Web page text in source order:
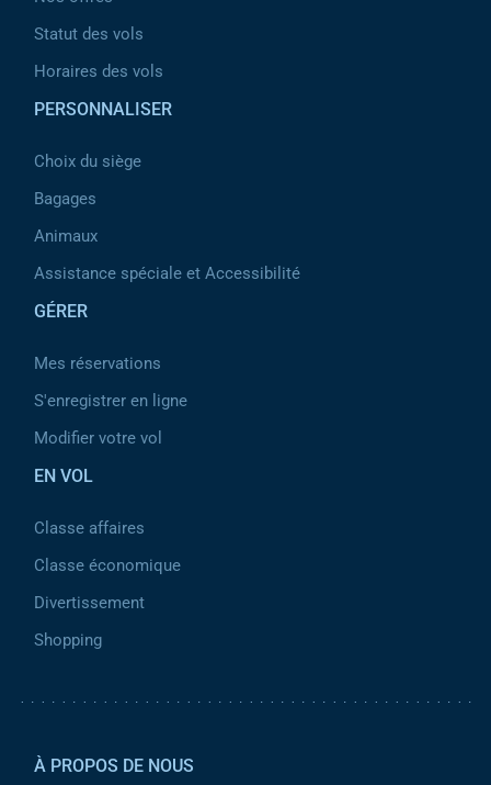
Statut des vols
Horaires des vols
PERSONNALISER
Choix du siège
Bagages
Animaux
Assistance spéciale et Accessibilité
GÉRER
Mes réservations
S'enregistrer en ligne
Modifier votre vol
EN VOL
Classe affaires
Classe économique
Divertissement
Shopping
À PROPOS DE NOUS